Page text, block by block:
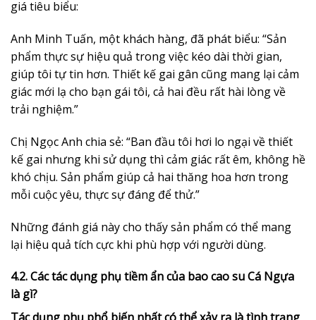
giá tiêu biểu:
Anh Minh Tuấn, một khách hàng, đã phát biểu: “Sản
phẩm thực sự hiệu quả trong việc kéo dài thời gian,
giúp tôi tự tin hơn. Thiết kế gai gân cũng mang lại cảm
giác mới lạ cho bạn gái tôi, cả hai đều rất hài lòng về
trải nghiệm.”
Chị Ngọc Anh chia sẻ: “Ban đầu tôi hơi lo ngại về thiết
kế gai nhưng khi sử dụng thì cảm giác rất êm, không hề
khó chịu. Sản phẩm giúp cả hai thăng hoa hơn trong
mỗi cuộc yêu, thực sự đáng để thử.”
Những đánh giá này cho thấy sản phẩm có thể mang
lại hiệu quả tích cực khi phù hợp với người dùng.
4.2. Các tác dụng phụ tiềm ẩn của bao cao su Cá Ngựa
là gì?